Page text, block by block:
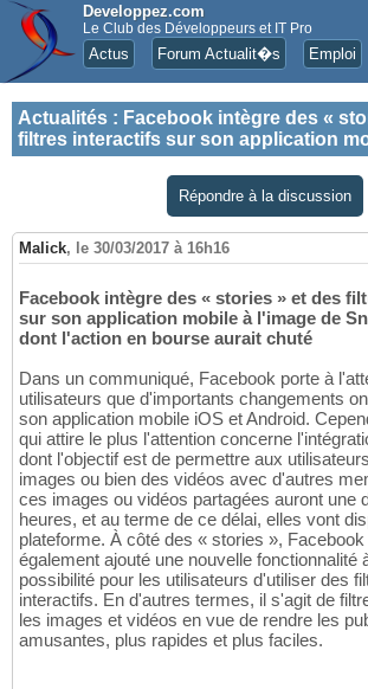
Developpez.com
Le Club des Développeurs et IT Pro
Actus Forum Actualit�s Emploi
Actualités : Facebook intègre des «
filtres interactifs sur son application
Répondre à la discussion
Malick, le 30/03/2017 à 16h16
Facebook intègre des « stories » et des
sur son application mobile à l'image de
dont l'action en bourse aurait chuté
Dans un communiqué, Facebook porte à
utilisateurs que d'importants changements
son application mobile iOS et Android.
qui attire le plus l'attention concerne
dont l'objectif est de permettre aux
images ou bien des vidéos avec d'autres
ces images ou vidéos partagées auront une
heures, et au terme de ce délai, elles vont
plateforme. À côté des « stories »,
également ajouté une nouvelle fonctionnalité
possibilité pour les utilisateurs d'utiliser des
interactifs. En d'autres termes, il s'agit de
les images et vidéos en vue de rendre les
amusantes, plus rapides et plus faciles.